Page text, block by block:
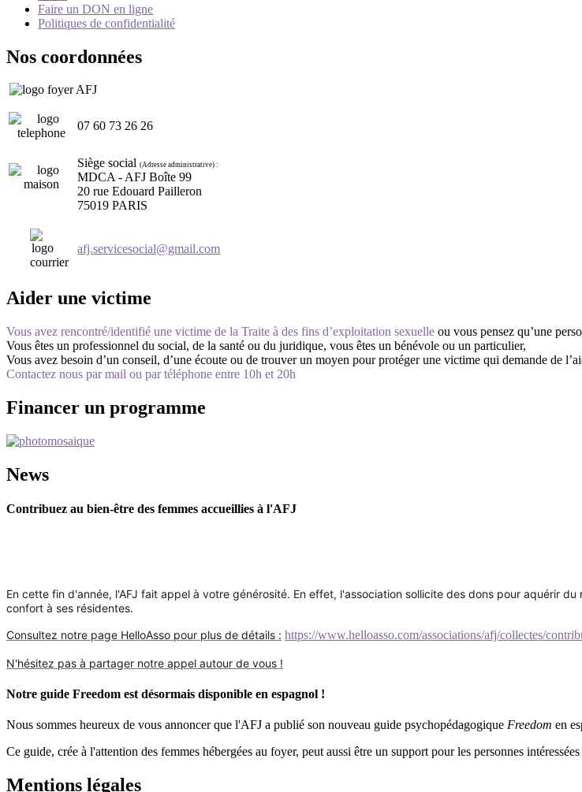
Faire un DON en ligne
Politiques de confidentialité
Nos coordonnées
07 60 73 26 26
Siège social (Adresse administrative) :
MDCA - AFJ Boîte 99
20 rue Edouard Pailleron
75019 PARIS
afj.servicesocial@gmail.com
Aider une victime
Vous avez rencontré/identifié une victime de la Traite à des fins d’exploitation sexuelle ou vous pensez qu’une
Vous êtes un professionnel du social, de la santé ou du juridique, vous êtes un bénévole ou un particulier,
Vous avez besoin d’un conseil, d’une écoute ou de trouver un moyen pour protéger une victime qui demande de
Contactez nous par mail ou par téléphone entre 10h et 20h
Financer un programme
News
Contribuez au bien-être des femmes accueillies à l'AFJ
En cette fin d'année, l'AFJ fait appel à votre générosité. En effet, l'association sollicite des dons pour aquérir
confort à ses résidentes.
Consultez notre page HelloAsso pour plus de détails : https://www.helloasso.com/associations/afj/collectes/
N'hésitez pas à partager notre appel autour de vous !
Notre guide Freedom est désormais disponible en espagnol !
Nous sommes heureux de vous annoncer que l'AFJ a publié son nouveau guide psychopédagogique Freedom en
Ce guide, crée à l'attention des femmes hébergées au foyer, peut aussi être un support pour les personnes
Mentions légales